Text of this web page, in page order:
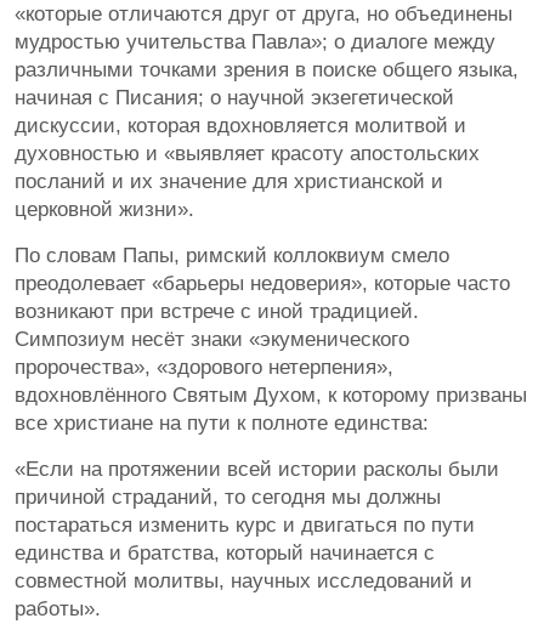
«которые отличаются друг от друга, но объединены
мудростью учительства Павла»; о диалоге между
различными точками зрения в поиске общего языка,
начиная с Писания; о научной экзегетической
дискуссии, которая вдохновляется молитвой и
духовностью и «выявляет красоту апостольских
посланий и их значение для христианской и
церковной жизни».
По словам Папы, римский коллоквиум смело
преодолевает «барьеры недоверия», которые часто
возникают при встрече с иной традицией.
Симпозиум несёт знаки «экуменического
пророчества», «здорового нетерпения»,
вдохновлённого Святым Духом, к которому призваны
все христиане на пути к полноте единства:
«Если на протяжении всей истории расколы были
причиной страданий, то сегодня мы должны
постараться изменить курс и двигаться по пути
единства и братства, который начинается с
совместной молитвы, научных исследований и
работы».